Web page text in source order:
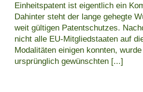
Einheitspatent ist eigentlich ein
Dahinter steht der lange gehegte
weit gültigen Patentschutzes.
nicht alle EU-Mitgliedstaaten auf
Modalitäten einigen konnten,
ursprünglich gewünschten [...]